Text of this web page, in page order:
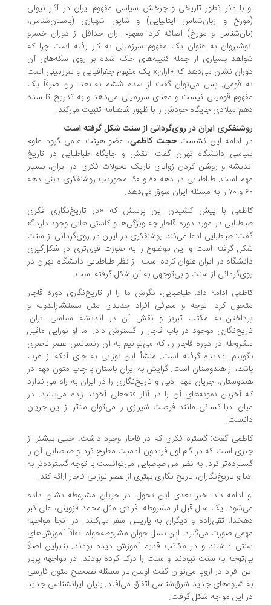
با ذکر تطور تاریخی و چرخش سیاسی مفهوم ایران در آثار نیولی
و زبان‌شناس ایتالیایی) و شاپور شهبازی (باستان‌شناس،
و مورخ) اضافه کرد: مفهوم اران حداقل از دوران خسرو
به عنوان یک مفهوم سرزمینی به کار رفته است چرا که
بسیاری از جمله کتیبه‌های حک شده بر روی سکه‌های آن
نشان می‌دهد که «اران» یک مفهوم جغرافیایی و سرزمینی است
قومی. پس می‌توان گفت از سده ششم به بعد اران صرفاً یک
قومیتی نیست و معنای سرزمینی می‌دهد و به تدریج تا سده
میلادی جایگاه خودش را با ظهور شاهنامه تثبیت می‌کند.
ایران در روی‌گردانی از سنت شکل گرفته است
ادامه این نشستحجت کاظمی ، عضو هیئت علمی گروه علوم
دانشگاه تهران گفت: نقش و جایگاه طباطبایی در تاریخ
و روشن کردن زوایای تاریک تحولات فکری در ایران، بسیار
مهم است. طباطبایی در دهه ۸۰ و ۹۰، محوریتِ روشنفکری دینی دهه
با پیش کشیدن این پرسش که «در تاریخ‌نگاری فکری
در مورد دوره قاجار چه ویژگی‌ها و کاستی هایی وجود دارد؟»
طباطبایی ادعا می‌کند روشنفکری در ایران در روی‌گردانی از سنت
گرفته است و این موضوع را به صورت قوی‌تری در شکل‌گیری
در ایران عنوان کرده است. از نظر طباطبایی دانشگاه تهران در
از سنت و بی‌توجهی به آن شکل گرفته است.
ادامه داد: طباطبایی، نگرش ما را از تاریخ‌نگاری دوره قاجار
کرد. توجه و معرفی افراد جدیدی مثل مستشارالدوله و
به مکتب تبریز و نقش آن در اندیشه سیاسی ایران،
موجود در باب قاجار را گسترش داد. اما او نوزایی ماقبل
در دوره قاجار را، که می‌توانیم به آن رنسانس عصر ناصری
نادیده گرفته است. منشأ این نوزایی به جای آنکه از غرب
از هندوستان است. گرایش به ایران باستان با چاپ متون مهم در
جریان مهم ادبی و تاریخ‌نگاری را در ایران به راه می‌اندازد
آخرین نمونه‌های آن را در آثار فتحعلی آخوند زاده می‌بینید. در
ادبا کسانی مانند فرصت شیرازی را می‌توان متاثر از این جریان
گفت: گستره فکری که در قاجار وجود داشت، خیلی بیشتر از
است که در گام اول فریدون آدمیت مطرح کرد و طباطبایی آن را
کرد. به نظر من طباطبایی می‌توانست با توجه گسترده‌تر به
و تاریخ‌نگاران، تاریخ نگاری بهتری از عصر نوزایی قاجار ارائه کند.
ادامه داد: خیز بعدی این تحول، در جریان مشروطه نشان داده
یک سال قبل از مشروطه افرادی مثل محمد قزوینی، علی‌اکبر
تقی‌زاده و دیگران به پاریس سفر می‌کنند. در آنجا مواجهه
صورت می‌گیرد. این نسل جوان مشروطه‌خواه اتفاقاً آموزش‌های
داشتند و در مکاتب قدیم آموزش دیده بودند. بنابراین اصلاً
به سنت نبودند و سنت را درک کرده بودند. در مواجهه پربار
افراد در اروپا می‌توان گفت اولین بار مسئله تصحیح متون فارسی
شیوه‌های جدید شرق‌شناسی اتفاق می‌افتد. بنیان ایرانشناسی جدید
این مواجه شکل گرفت.